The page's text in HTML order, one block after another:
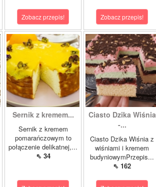
Zobacz przepis! Zobacz przepis!
Sernik z kremem...
Sernik z kremem
pomarańczowym to
połączenie delikatnej,...
⇖ 34
Ciasto Dzika Wiśnia
-...
Ciasto Dzika Wiśnia z
wiśniami i kremem
budyniowymPrzepis...
⇖ 162